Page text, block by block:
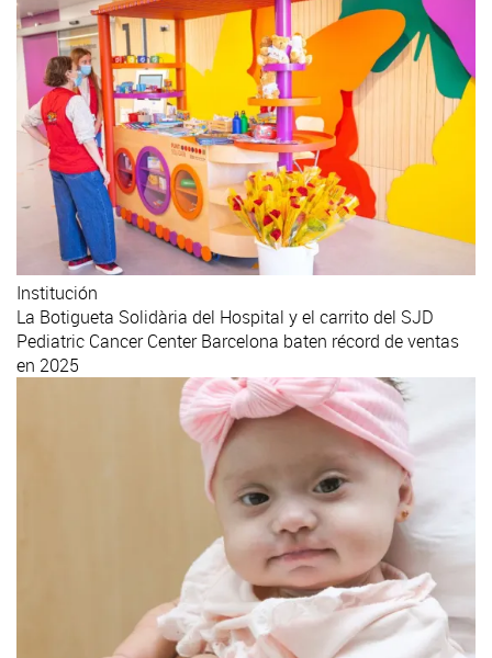
Institución
La Botigueta Solidària del Hospital y el carrito del SJD
Pediatric Cancer Center Barcelona baten récord de ventas
en 2025